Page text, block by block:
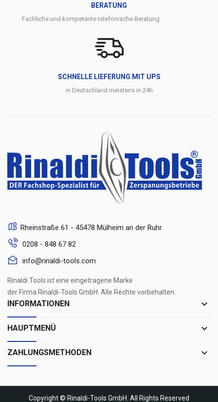
BERATUNG
Fachliche und kompetente telefonische Beratung .
SCHNELLE LIEFERUNG MIT UPS
in Deutschland meistens in 24h
Rheinstraße 61 - 45478 Mülheim an der Ruhr
0208 - 848 67 82
info@rinaldi-tools.com
Rinaldi Tools ist eine eingetragene Marke
der Firma Rinaldi-Tools GmbH. Alle Rechte vorbehalten.
INFORMATIONEN keyboard_arrow_down
HAUPTMENÜ keyboard_arrow_down
ZAHLUNGSMETHODEN keyboard_arrow_down
Copyright © Rinaldi-Tools GmbH. All Rights Reserved